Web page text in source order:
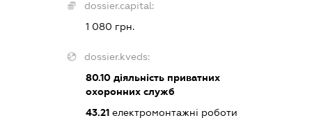
dossier.capital:
1 080 грн.
dossier.kveds:
80.10 діяльність приватних
охоронних служб
43.21 електромонтажні роботи